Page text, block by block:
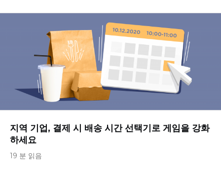
지역 기업, 결제 시 배송 시간 선택기로 게임을 강화
하세요
19 분 읽음